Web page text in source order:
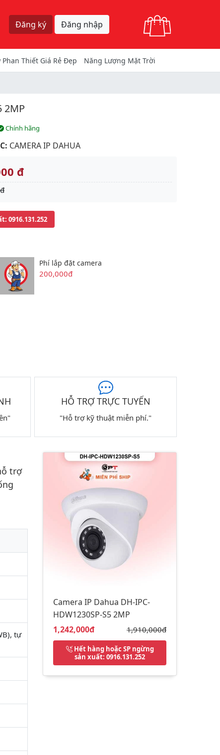
Đăng ký Đăng nhập
Phan Thiết Giá Rẻ Đẹp Năng Lượng Mặt Trời
2MP
Chính hãng
CAMERA IP DAHUA
đ
: 0916.131.252
Phí lắp đặt camera
200,000đ
HỖ TRỢ TRỰC TUYẾN
"Hỗ trợ kỹ thuật miễn phí."
trợ
tự
Camera IP Dahua DH-IPC-
HDW1230SP-S5 2MP
Giá bán:
1,242,000đ Giá gốc:
1,910,000đ
Hết hàng hoặc SP ngừng
sản xuất: 0916.131.252